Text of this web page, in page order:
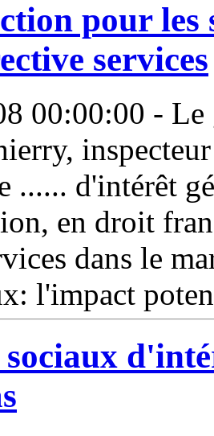
pour les
services
00:00:00 - Le
...... d'intérêt
en droit
dans le
l'impact
sociaux